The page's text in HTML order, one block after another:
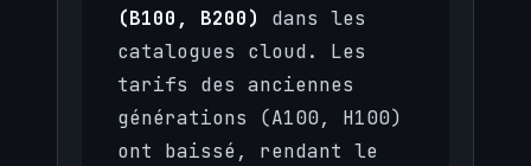
(B100, B200)
dans les
catalogues cloud. Les
tarifs des anciennes
générations (A100, H100)
ont baissé, rendant le